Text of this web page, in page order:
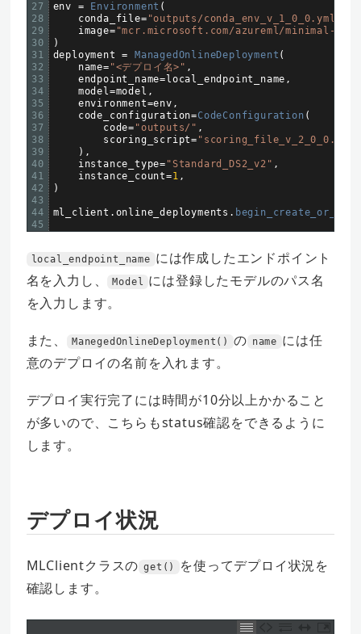
27
28
29
30
31
32
33
34
35
36
37
38
39
40
41
42
43
44
45
env = Environment (
conda_file= "outputs/conda_env_v_1_0_0.yml"
image= "mcr.microsoft.com/azureml/minimal-
)
deployment
= ManagedOnlineDeployment (
name= "<デプロイ名>" ,
endpoint_name= local_endpoint_name ,
model=model ,
environment=env ,
code_configuration=CodeConfiguration (
code= "outputs/" ,
scoring_script= "scoring_file_v_2_0_0.py"
) ,
instance_type= "Standard_DS2_v2" ,
instance_count=1 ,
)
ml_client . online_deployments .
local_endpoint_name には作成したエンドポイント
名を入力し、
Model には登録したモデルのパス名
を入力します。
また、 ManegedOnlineDeployment() の name には任
意のデプロイの名前を入れます。
デプロイ実行完了には時間が10分以上かかること
が多いので、こちらもstatus確認をできるように
します。
デプロイ状況
MLClientクラスの get()
を使ってデプロイ状況を
確認します。